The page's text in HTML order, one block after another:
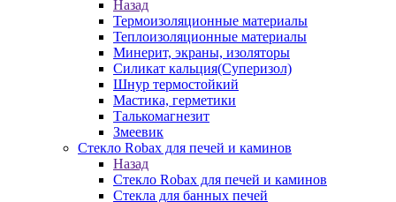
Назад
Термоизоляционные материалы
Теплоизоляционные материалы
Минерит, экраны, изоляторы
Силикат кальция(Суперизол)
Шнур термостойкий
Мастика, герметики
Талькомагнезит
Змеевик
Стекло Robax для печей и каминов
Назад
Стекло Robax для печей и каминов
Стекла для банных печей